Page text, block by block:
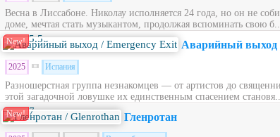
Весна в Лиссабоне. Николау исполняется 24 года, но он не
доме, мечтая стать музыкантом, продолжая вспоминать свою
New! 5.5 Аварийный выход
2025 Испания
Разношерстная группа незнакомцев — от артистов до
этой загадочной ловушке их единственным спасением
New! 7 Гленротан